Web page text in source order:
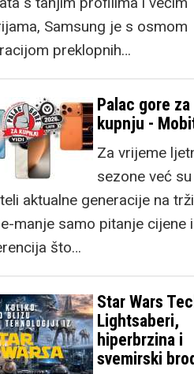
Samsung je s osmom
preklopnih…
Palac gore za
kupnju -
Za vrijeme
sezone već
aktualne generacije na
manje samo pitanje cijene
što…
Star Wars
Lightsaberi,
hiperbrzina i
svemirski